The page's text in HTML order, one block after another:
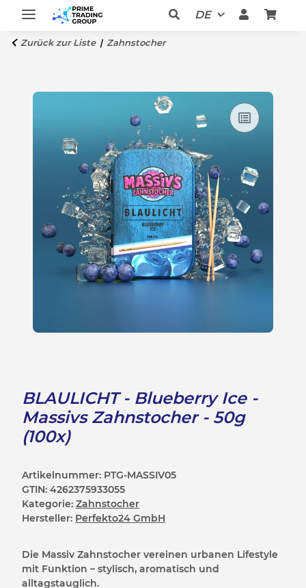
DE
Zurück zur Liste Zahnstocher
BLAULICHT - Blueberry Ice -
Massivs Zahnstocher - 50g
(100x)
Artikelnummer: PTG-MASSIV05
GTIN: 4262375933055
Kategorie: Zahnstocher
Hersteller: Perfekto24 GmbH
Die Massiv Zahnstocher vereinen urbanen Lifestyle
mit Funktion – stylisch, aromatisch und
alltagstauglich.